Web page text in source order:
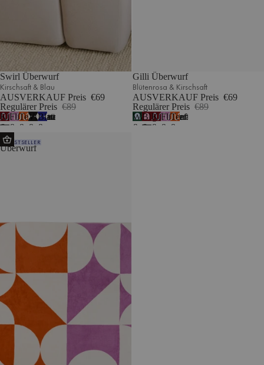
Swirl Überwurf
Kirschsaft & Blau
AUSVERKAUF Preis €69
Regulärer Preis €89
Kirschsaft
&
Blau
Fliederflaum
&
Cremeweiß
Terrakotta
&
Vulkanschwarz
&
Blaubeermousse
&
7
Gilli Überwurf
Blütenrosa & Kirschsaft
AUSVERKAUF Preis €69
Regulärer Preis €89
Waldgrün
&
Blütenrosa
&
Kirschsaft
&
Fliederflaum
&
Terrakotta
&
7
Tul
Überwurf
BESTSELLER